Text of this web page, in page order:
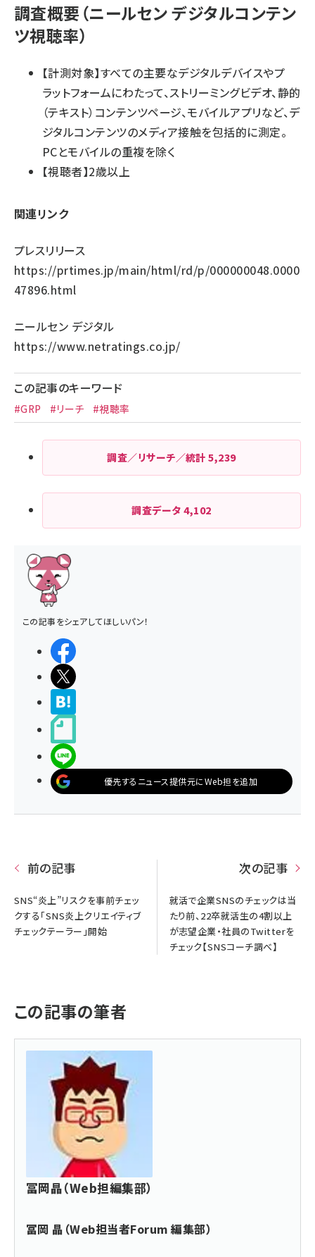
調査概要（ニールセン デジタルコンテン
ツ視聴率）
【計測対象】すべての主要なデジタルデバイスやプ
ラットフォームにわたって、ストリーミングビデオ、静的
（テキスト）コンテンツページ、モバイルアプリなど、デ
ジタルコンテンツのメディア接触を包括的に測定。
PCとモバイルの重複を除く
【視聴者】2歳以上
関連リンク
プレスリリース
https://prtimes.jp/main/html/rd/p/000000048.0000
47896.html
ニールセン デジタル
https://www.netratings.co.jp/
この記事のキーワード
#GRP #リーチ #視聴率
調査／リサーチ／統計5,239
調査データ4,102
この記事をシェアしてほしいパン！
優先するニュース提供元にWeb担を追加
前の記事
SNS“炎上”リスクを事前チェッ
クする「SNS炎上クリエイティブ
チェックテーラー」開始
次の記事
就活で企業SNSのチェックは当
たり前、22卒就活生の4割以上
が志望企業・社員のTwitterを
チェック【SNSコーチ調べ】
この記事の筆者
冨岡晶（Web担編集部）
冨岡 晶（Web担当者Forum 編集部）